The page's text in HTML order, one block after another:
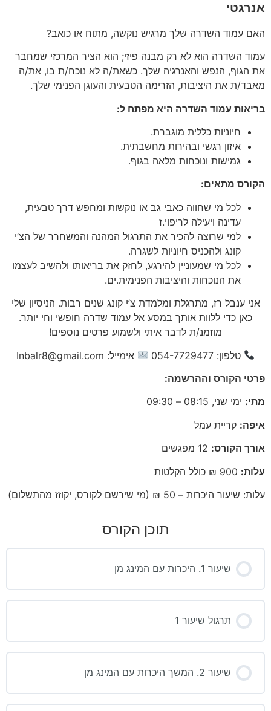
אנרגטי
האם עמוד השדרה שלך מרגיש נוקשה, מתוח או כואב?
עמוד השדרה הוא לא רק מבנה פיזי; הוא הציר המרכזי שמחבר
את הגוף, הנפש והאנרגיה שלך. כשאת/ה לא נוכח/ת בו, את/ה
מאבד/ת את היציבות, הזרימה הטבעית והעוגן הפנימי שלך.
בריאות עמוד השדרה היא מפתח ל:
חיוניות כללית מוגברת.
איזון רגשי ובהירות מחשבתית.
גמישות ונוכחות מלאה בגוף.
:הקורס מתאים
לכל מי שחווה כאבי גב או נוקשות ומחפש דרך טבעית,
עדינה ויעילה לריפוי.ז
למי שרוצה להכיר את התרגול המהנה והמשחרר של הצ’י
קונג ולהכניס חיוניות לשגרה.
לכל מי שמעוניין להירגע, לחזק את בריאותו ולהשיב לעצמו
את הנוכחות והיציבות הפנימית.ים.
אני ענבל רז, מתרגלת ומלמדת צ’י קונג שנים רבות. הניסיון שלי
כאן כדי ללוות אותך במסע אל עמוד שדרה חופשי וחי יותר.
מוזמנ/ת לדבר איתי ולשמוע פרטים נוספים!
טלפון: 054-7729477
אימייל: Inbalr8@gmail.com
:פרטי הקורס וההרשמה
מתי: ימי שני, 08:15 – 09:30
איפה: קריית עמל
אורך הקורס:
עלות:
עלות: שיעור היכרות – 50 ₪ (מי שירשם לקורס, יקוזז מהתשלום)
תוכן הקורס
שיעור 1. היכרות עם המינג מן
תרגול שיעור 1
שיעור 2. המשך היכרות עם המינג מן